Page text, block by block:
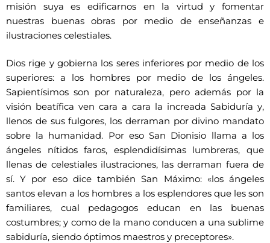
misión suya es edificarnos en la virtud y fomentar
nuestras buenas obras por medio de enseñanzas e
ilustraciones celestiales.
Dios rige y gobierna los seres inferiores por medio de los
superiores: a los hombres por medio de los ángeles.
Sapientísimos son por naturaleza, pero además por la
visión beatífica ven cara a cara la increada Sabiduría y,
llenos de sus fulgores, los derraman por divino mandato
sobre la humanidad. Por eso San Dionisio llama a los
ángeles nítidos faros, esplendidísimas lumbreras, que
llenas de celestiales ilustraciones, las derraman fuera de
sí. Y por eso dice también San Máximo: «los ángeles
santos elevan a los hombres a los esplendores que les son
familiares, cual pedagogos educan en las buenas
costumbres; y como de la mano conducen a una sublime
sabiduría, siendo óptimos maestros y preceptores».